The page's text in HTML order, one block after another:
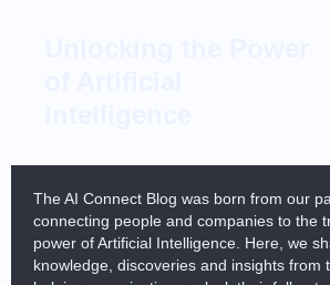
The AI Connect Blog was born from our
connecting people and companies to the
power of Artificial Intelligence. Here, we
knowledge, discoveries and insights from